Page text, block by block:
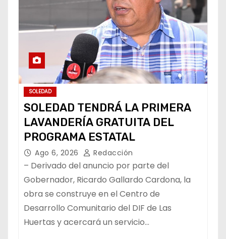
SOLEDAD
SOLEDAD TENDRÁ LA PRIMERA
LAVANDERÍA GRATUITA DEL
PROGRAMA ESTATAL
Ago 6, 2026 Redacción
– Derivado del anuncio por parte del
Gobernador, Ricardo Gallardo Cardona, la
obra se construye en el Centro de
Desarrollo Comunitario del DIF de Las
Huertas y acercará un servicio…